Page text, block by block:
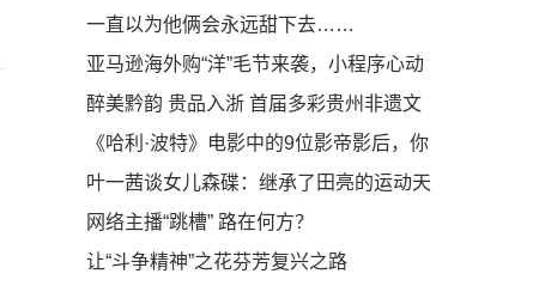
一直以为他俩会永远甜下去……
亚马逊海外购“洋”毛节来袭，小程序心动
周年庆生趴等
醉美黔韵 贵品入浙 首届多彩贵州非遗文
化-贵品博览会
《哈利·波特》电影中的9位影帝影后，你
知道都是谁吗
叶一茜谈女儿森碟：继承了田亮的运动天
份期待她为国争
网络主播“跳槽” 路在何方？
让“斗争精神”之花芬芳复兴之路